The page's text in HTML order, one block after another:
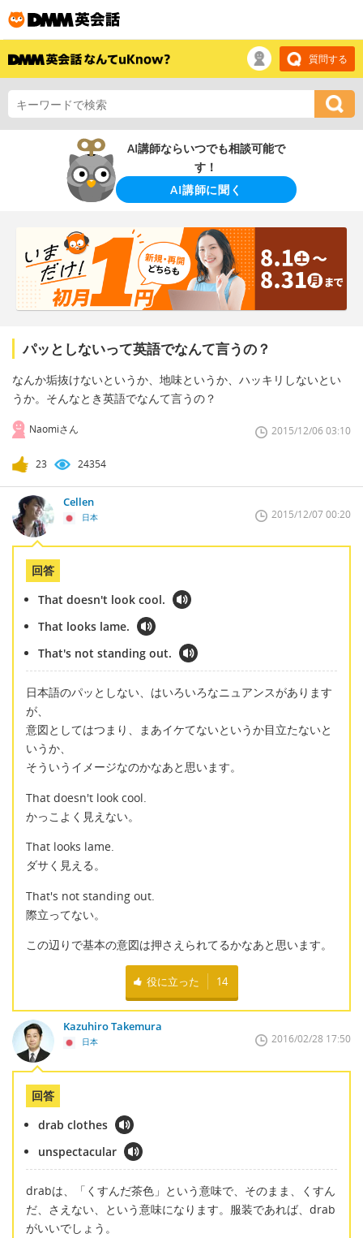
質問する
AI講師ならいつでも相談可能で
す！
AI講師に聞く
パッとしないって英語でなんて言うの？
なんか垢抜けないというか、地味というか、ハッキリしないとい
うか。そんなとき英語でなんて言うの？
Naomiさん 2015/12/06 03:10
23 24354
Cellen
日本 2015/12/07 00:20
回答
That doesn't look cool.
That looks lame.
That's not standing out.
日本語のパッとしない、はいろいろなニュアンスがあります
が、
意図としてはつまり、まあイケてないというか目立たないと
いうか、
そういうイメージなのかなあと思います。
That doesn't look cool.
かっこよく見えない。
That looks lame.
ダサく見える。
That's not standing out.
際立ってない。
この辺りで基本の意図は押さえられてるかなあと思います。
役に立った 14
Kazuhiro Takemura
日本 2016/02/28 17:50
回答
drab clothes
unspectacular
drabは、「くすんだ茶色」という意味で、そのまま、くすん
だ、さえない、という意味になります。服装であれば、drab
がいいでしょう。